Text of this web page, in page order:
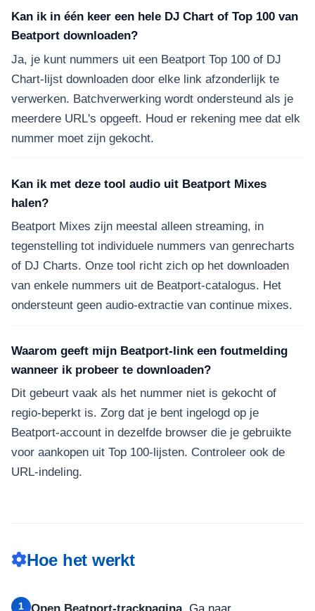
Kan ik in één keer een hele DJ Chart of Top 100 van
Beatport downloaden?
Ja, je kunt nummers uit een Beatport Top 100 of DJ
Chart-lijst downloaden door elke link afzonderlijk te
verwerken. Batchverwerking wordt ondersteund als je
meerdere URL's opgeeft. Houd er rekening mee dat elk
nummer moet zijn gekocht.
Kan ik met deze tool audio uit Beatport Mixes
halen?
Beatport Mixes zijn meestal alleen streaming, in
tegenstelling tot individuele nummers van genrecharts
of DJ Charts. Onze tool richt zich op het downloaden
van enkele nummers uit de Beatport-catalogus. Het
ondersteunt geen audio-extractie van continue mixes.
Waarom geeft mijn Beatport-link een foutmelding
wanneer ik probeer te downloaden?
Dit gebeurt vaak als het nummer niet is gekocht of
regio-beperkt is. Zorg dat je bent ingelogd op je
Beatport-account in dezelfde browser die je gebruikte
voor aankopen uit Top 100-lijsten. Controleer ook de
URL-indeling.
Hoe het werkt
1